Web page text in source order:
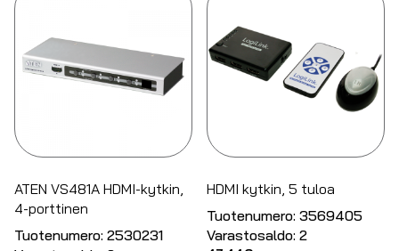
ATEN VS481A HDMI-kytkin,
4-porttinen
Tuotenumero: 2530231
HDMI kytkin, 5 tuloa
Tuotenumero: 3569405
Varastosaldo: 2